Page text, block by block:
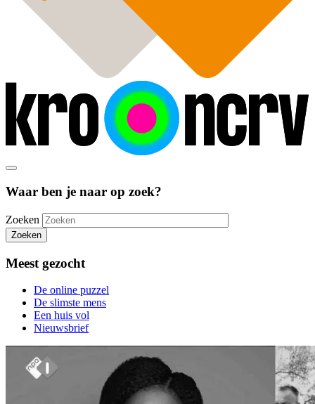
Waar ben je naar op zoek?
Zoeken
Zoeken
Meest gezocht
De online puzzel
De slimste mens
Een huis vol
Nieuwsbrief